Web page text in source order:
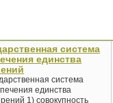
система
единства
система
единства
1) совокупность